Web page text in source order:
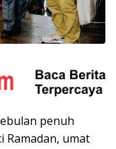
penuh
Ramadan, umat